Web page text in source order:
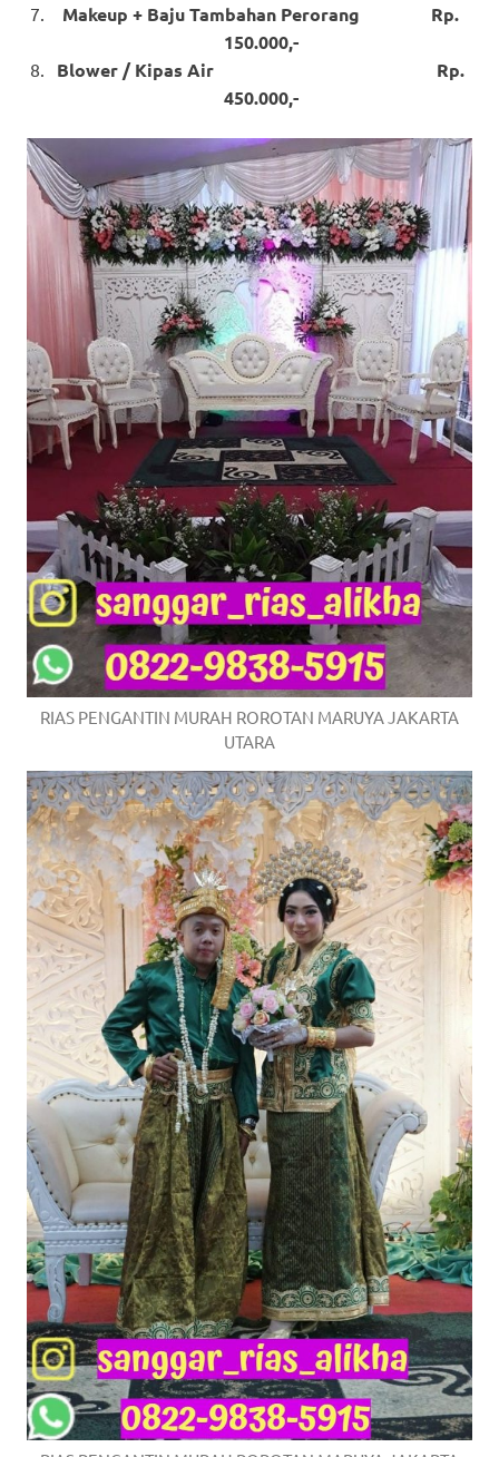
Makeup + Baju Tambahan Perorang Rp.
150.000,-
Blower / Kipas Air Rp.
450.000,-
RIAS PENGANTIN MURAH ROROTAN MARUYA JAKARTA
UTARA